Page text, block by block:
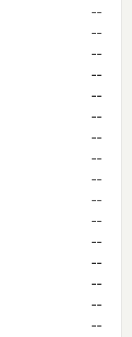
--
--
--
--
--
--
--
--
--
--
--
--
--
--
--
--